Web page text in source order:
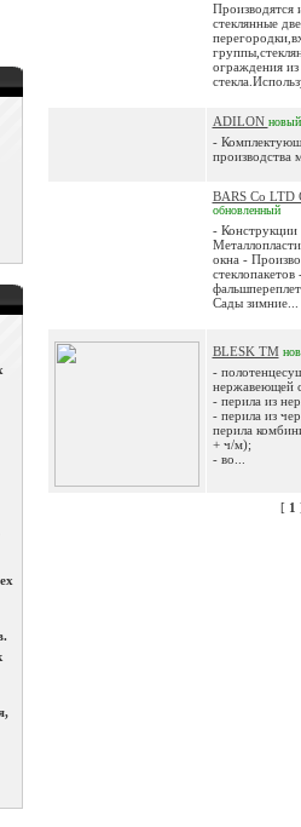
Производятся
стеклянные
ограждения
ADILON новый
-
производства
BARS Co
обновленный
-
окна -
стеклопакетов
Сады зимние...
BLESK TM
-
нержавеющей
- перила из
- перила из
перила
+ ч/м);
- во...
[ 1